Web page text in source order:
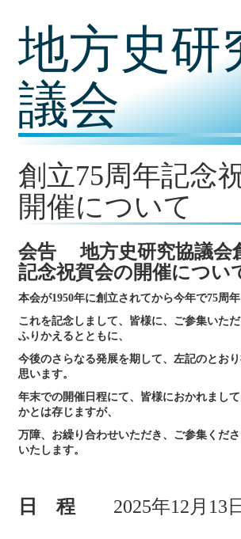
地方史研
議会
創立75周年記念
開催について
会告地方史研究協議会
記念祝賀会の開催につい
本会が1950年に創立されてから今年で75周年
これを記念しまして、皆様に、ご参集いた
ふりかえるとともに、
今後のさらなる発展を期して、左記のとお
思います。
年末での開催日程にて、皆様におかれまし
かとは存じますが、
万障、お繰り合わせいただき、ご参集くだ
いたします。
日 程 2025年12月13日